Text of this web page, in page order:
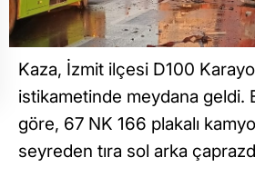
Kaza, İzmit ilçesi D100
istikametinde meydana geldi.
göre, 67 NK 166 plakalı
seyreden tıra sol arka